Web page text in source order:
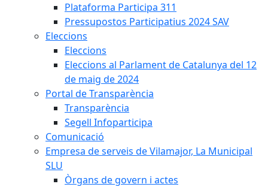
Plataforma Participa 311
Pressupostos Participatius 2024 SAV
Eleccions
Eleccions
Eleccions al Parlament de Catalunya del 12
de maig de 2024
Portal de Transparència
Transparència
Segell Infoparticipa
Comunicació
Empresa de serveis de Vilamajor, La Municipal
SLU
Òrgans de govern i actes